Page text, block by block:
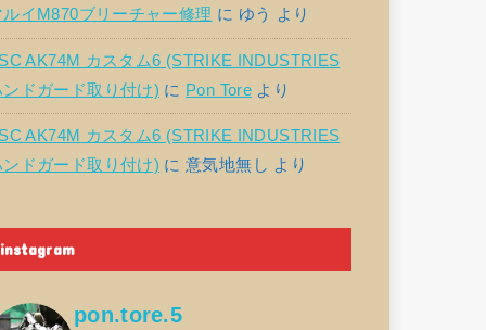
ルイM870ブリーチャー修理 に ゆう より
AK74M カスタム6 (STRIKE INDUSTRIES
ンドガード取り付け) に Pon Tore より
AK74M カスタム6 (STRIKE INDUSTRIES
ンドガード取り付け) に意気地無し より
instagram
pon.tore.5